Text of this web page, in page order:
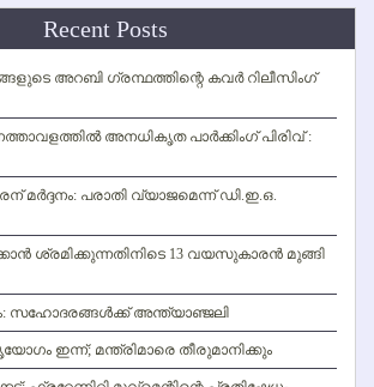
Recent Posts
അറബി ഗ്രന്ഥത്തിന്റെ കവര്‍ റിലീസിംഗ്
അനധികൃത പാര്‍ക്കിംഗ് പിരിവ് :
മര്‍ദ്ദനം: പരാതി വ്യാജമെന്ന് ഡി.ഇ.ഒ.
ശ്രമിക്കുന്നതിനിടെ 13 വയസുകാരന്‍ മുങ്ങി
സഹോദരങ്ങള്‍ക്ക് അന്ത്യാഞ്ജലി
ഇന്ന്; മന്ത്രിമാരെ തീരുമാനിക്കും